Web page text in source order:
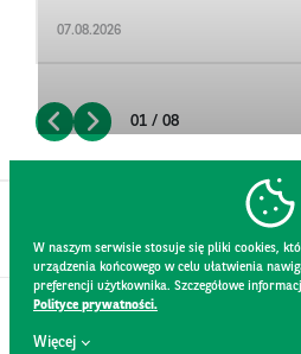
07.08.2026
01 / 08
W naszym serwisie stosuje się pliki cookies,
urządzenia końcowego w celu ułatwienia
preferencji użytkownika. Szczegółowe
Polityce prywatności.
Więcej
KONTAKT
REGULAMIN STRONY